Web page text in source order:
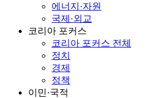
에너지·자원
국제·외교
코리아 포커스
코리아 포커스 전체
정치
경제
정책
이민·국적